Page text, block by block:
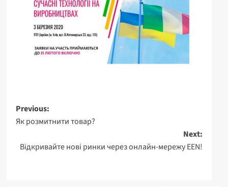
Post
navigation
Previous:
Як розмитнити товар?
Next:
Відкривайте нові ринки через онлайн-мережу EEN!